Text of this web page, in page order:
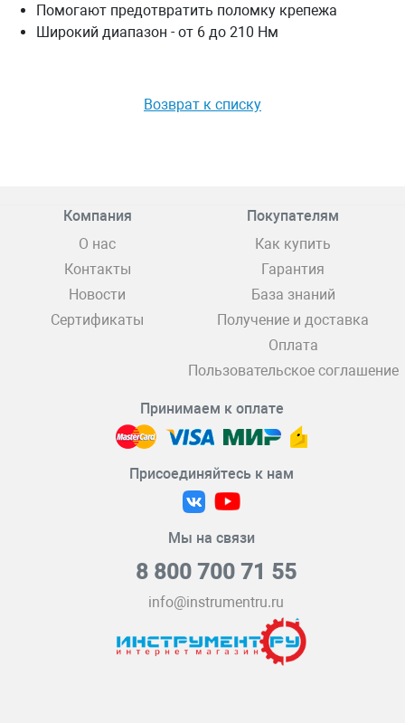
Помогают предотвратить поломку крепежа
Широкий диапазон - от 6 до 210 Нм
Возврат к списку
Компания
О нас
Контакты
Новости
Сертификаты
Покупателям
Как купить
Гарантия
База знаний
Получение и доставка
Оплата
Пользовательское соглашение
Принимаем к оплате
Присоединяйтесь к нам
Мы на связи
8 800 700 71 55
info@instrumentru.ru